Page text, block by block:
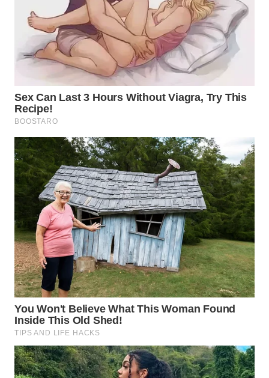
WN
SIMALUNGUN
WN
LABUHANBATU
WN
TAPANULI
TENGAH
WN DELI
SERDANG
WN
TEBING
TINGGI
WN
PAKPAK
WN
WN